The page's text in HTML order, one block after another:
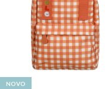
NOVO